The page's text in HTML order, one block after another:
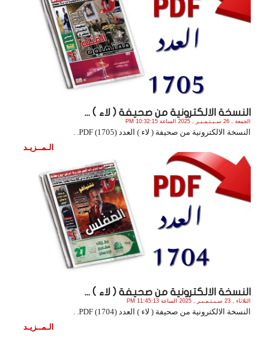
النسخة الالكترونية من صحيفة ( لاء ) ...
الجمعة , 26 سـبـتـمـبـر , 2025 الساعة 10:32:15 PM
النسخة الالكترونية من صحيفة ( لاء ) العدد (1705) PDF. .
الـمــزيـد
النسخة الالكترونية من صحيفة ( لاء ) ...
الثلاثاء , 23 سـبـتـمـبـر , 2025 الساعة 11:45:13 PM
النسخة الالكترونية من صحيفة ( لاء ) العدد (1704) PDF. .
الـمــزيـد